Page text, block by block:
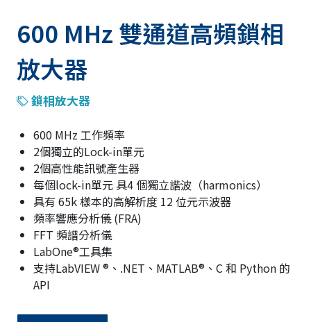
600 MHz 雙通道高頻鎖相
放大器
鎖相放大器
600 MHz 工作頻率
2個獨立的Lock-in單元
2個高性能訊號產生器
每個lock-in單元 具4 個獨立諧波（harmonics）
具有 65k 樣本的高解析度 12 位元示波器
頻率響應分析儀 (FRA)
FFT 頻譜分析儀
LabOne®工具集
支持LabVIEW ®、.NET、MATLAB®、C 和 Python 的
API